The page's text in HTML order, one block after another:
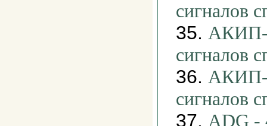
сигналов
35. АКИП-
сигналов
36. АКИП-
сигналов
37. ADG -